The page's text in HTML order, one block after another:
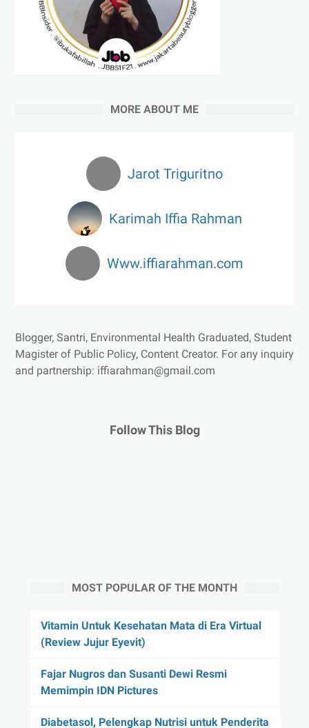
MORE ABOUT ME
Jarot Triguritno
Karimah Iffia Rahman
Www.iffiarahman.com
Blogger, Santri, Environmental Health Graduated, Student
Magister of Public Policy, Content Creator. For any inquiry
and partnership: iffiarahman@gmail.com
Follow This Blog
MOST POPULAR OF THE MONTH
Vitamin Untuk Kesehatan Mata di Era Virtual
(Review Jujur Eyevit)
Fajar Nugros dan Susanti Dewi Resmi
Memimpin IDN Pictures
Diabetasol, Pelengkap Nutrisi untuk Penderita